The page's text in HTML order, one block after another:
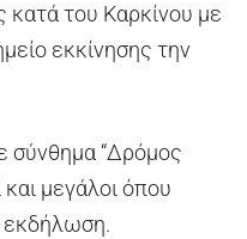
του Καρκίνου με
εκκίνησης την
σύνθημα “Δρόμος
μεγάλοι όπου
εκδήλωση.